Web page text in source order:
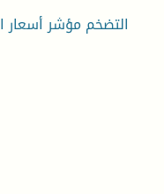
التضخم مؤشر أسعار